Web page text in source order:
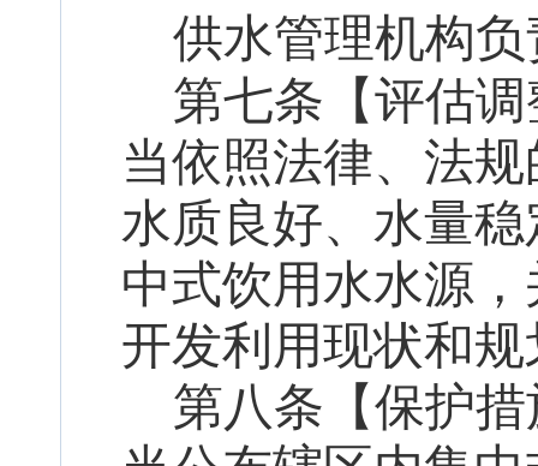
供水管理机构
第七条 【评估
当依照法律、法
水质良好、水量
中式饮用水水源
开发利用现状和
第八条【保护